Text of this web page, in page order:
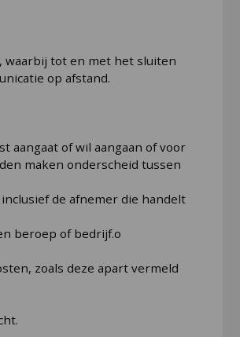
waarbij tot en met het sluiten
op afstand.
aangaat of wil aangaan of voor
maken onderscheid tussen
de afnemer die handelt
beroep of bedrijf.o
zoals deze apart vermeld